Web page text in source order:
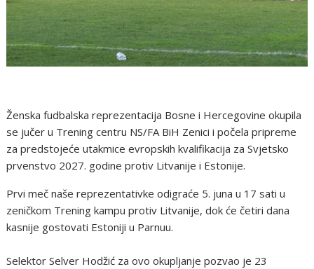
Ženska fudbalska reprezentacija Bosne i Hercegovine okupila
se jučer u Trening centru NS/FA BiH Zenici i počela pripreme
za predstojeće utakmice evropskih kvalifikacija za Svjetsko
prvenstvo 2027. godine protiv Litvanije i Estonije.
Prvi meč naše reprezentativke odigraće 5. juna u 17 sati u
zeničkom Trening kampu protiv Litvanije, dok će četiri dana
kasnije gostovati Estoniji u Parnuu.
Selektor Selver Hodžić za ovo okupljanje pozvao je 23